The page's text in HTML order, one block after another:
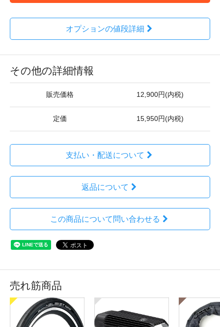
オプションの値段詳細
その他の詳細情報
販売価格 12,900円(内税)
定価 15,950円(内税)
支払い・配送について
返品について
この商品について問い合わせる
売れ筋商品